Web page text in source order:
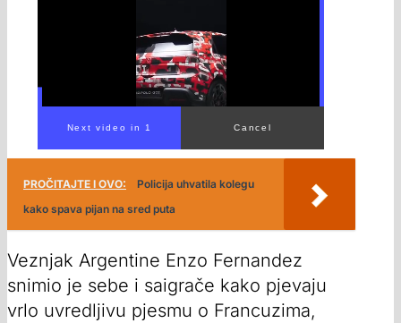
PROČITAJTE I OVO:
Policija uhvatila kolegu
kako spava pijan na sred puta
Veznjak Argentine Enzo Fernandez
snimio je sebe i saigrače kako pjevaju
vrlo uvredljivu pjesmu o Francuzima,